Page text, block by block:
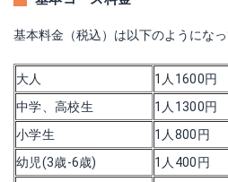
基本料金（税込）は以下のようになっ
大人
1人1600円
中学、高校生
1人1300円
小学生
1人800円
幼児(3歳-6歳)
1人400円